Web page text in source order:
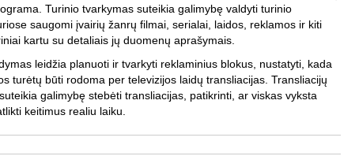
Turinio tvarkymas suteikia galimybę valdyti turinio
saugomi įvairių žanrų filmai, serialai, laidos, reklamos ir kiti
kartu su detaliais jų duomenų aprašymais.
leidžia planuoti ir tvarkyti reklaminius blokus, nustatyti, kada
turėtų būti rodoma per televizijos laidų transliacijas. Transliacijų
galimybę stebėti transliacijas, patikrinti, ar viskas vyksta
keitimus realiu laiku.